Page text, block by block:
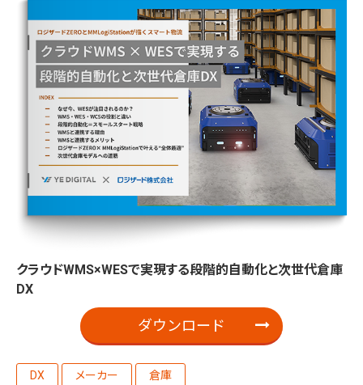
クラウドWMS×WESで実現する段階的自動化と次世代倉庫
DX
ダウンロード
DX メーカー 倉庫